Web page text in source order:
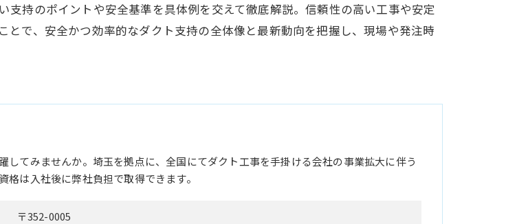
持のポイントや安全基準を具体例を交えて徹底解説。信頼性の高い工事や安定
で、安全かつ効率的なダクト支持の全体像と最新動向を把握し、現場や発注時
してみませんか。埼玉を拠点に、全国にてダクト工事を手掛ける会社の事業拡大に伴う
は入社後に弊社負担で取得できます。
〒352-0005